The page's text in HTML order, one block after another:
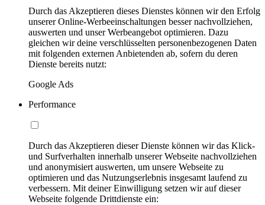
Durch das Akzeptieren dieses Dienstes können wir den Erfolg
unserer Online-Werbeeinschaltungen besser nachvollziehen,
auswerten und unser Werbeangebot optimieren. Dazu
gleichen wir deine verschlüsselten personenbezogenen Daten
mit folgenden externen Anbietenden ab, sofern du deren
Dienste bereits nutzt:
Google Ads
Performance
Durch das Akzeptieren dieser Dienste können wir das Klick-
und Surfverhalten innerhalb unserer Webseite nachvollziehen
und anonymisiert auswerten, um unsere Webseite zu
optimieren und das Nutzungserlebnis insgesamt laufend zu
verbessern. Mit deiner Einwilligung setzen wir auf dieser
Webseite folgende Drittdienste ein: